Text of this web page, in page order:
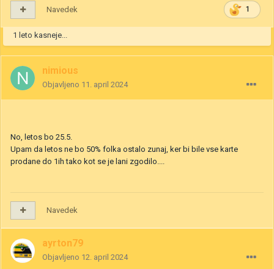
1
Navedek
1 leto kasneje...
nimious
Objavljeno 11. april 2024
No, letos bo 25.5.
Upam da letos ne bo 50% folka ostalo zunaj, ker bi bile vse karte
prodane do 1ih tako kot se je lani zgodilo....
Navedek
ayrton79
Objavljeno 12. april 2024